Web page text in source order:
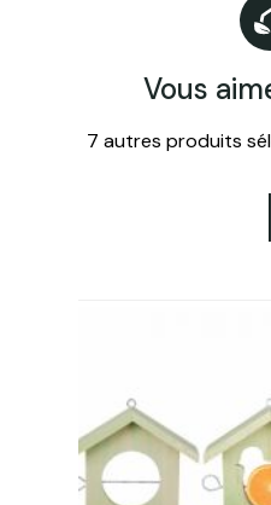
Vous
7 autres produits